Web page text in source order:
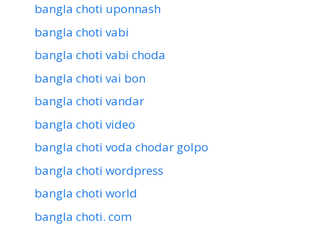
bangla choti uponnash
bangla choti vabi
bangla choti vabi choda
bangla choti vai bon
bangla choti vandar
bangla choti video
bangla choti voda chodar golpo
bangla choti wordpress
bangla choti world
bangla choti. com